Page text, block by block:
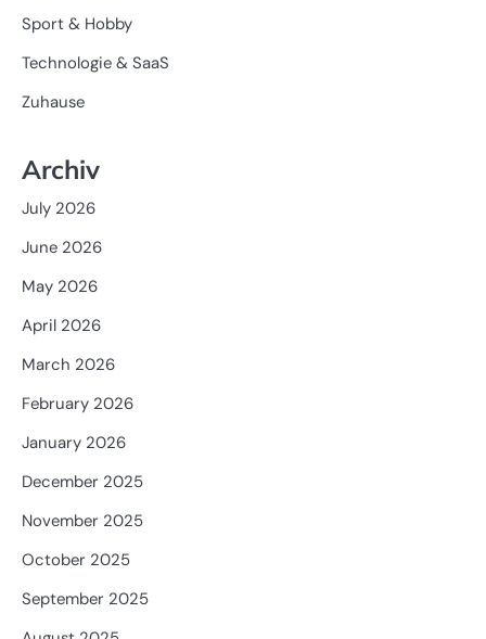
Sport & Hobby
Technologie & SaaS
Zuhause
Archiv
July 2026
June 2026
May 2026
April 2026
March 2026
February 2026
January 2026
December 2025
November 2025
October 2025
September 2025